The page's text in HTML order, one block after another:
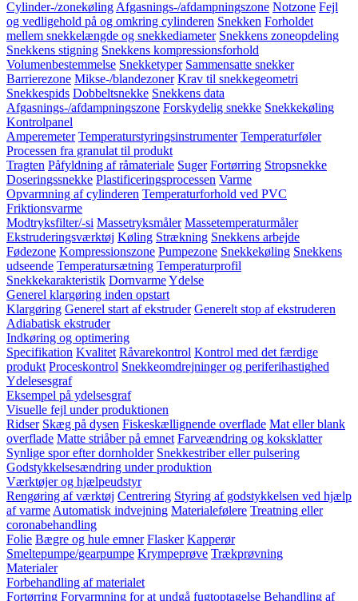
Cylinder-/zonekøling Afgasnings-/afdampningszone Notzone Fejl
og vedligehold på og omkring cylinderen Snekken Forholdet
mellem snekkelængde og snekkediameter Snekkens zoneopdeling
Snekkens stigning Snekkens kompressionsforhold
Volumenbestemmelse Snekketyper Sammensatte snekker
Barrierezone Mikse-/blandezoner Krav til snekkegeometri
Snekkespids Dobbeltsnekke Snekkens data
Afgasnings-/afdampningszone Forskydelig snekke Snekkekøling
Kontrolpanel
Amperemeter Temperaturstyringsinstrumenter Temperaturføler
Processen fra granulat til produkt
Tragten Påfyldning af råmateriale Suger Fortørring Stropsnekke
Doseringssnekke Plastificeringsprocessen Varme
Opvarmning af cylinderen Temperaturforhold ved PVC
Friktionsvarme
Modtryksfilter/-si Massetryksmåler Massetemperaturmåler
Ekstruderingsværktøj Køling Strækning Snekkens arbejde
Fødezone Kompressionszone Pumpezone Snekkekøling Snekkens
udseende Temperatursætning Temperaturprofil
Snekkekarakteristik DornvarmeYdelse
Generel klargøring inden opstart
Klargøring Generel start af ekstruder Generelt stop af ekstruderen
Adiabatisk ekstruder
Indkøring og optimering
Specifikation Kvalitet Råvarekontrol Kontrol med det færdige
produkt Proceskontrol Snekkeomdrejninger og periferihastighed
Ydelesesgraf
Eksempel på ydelsesgraf
Visuelle fejl under produktionen
Ridser Skæg på dysen Fiskeskællignende overflade Mat eller blank
overflade Matte striåber på emnet Farveændring og koksklatter
Synlige spor efter dornholder Snekkestriber eller pulsering
Godstykkelsesændring under produktion
Værktøjer og hjælpeudstyr
Rengøring af værktøj Centrering Styring af godstykkelsen ved hjælp
af varme Automatisk indvejning Materialefølere Treatning eller
coronabehandling
Folie Bægre og hule emner Flasker Kapperør
Smeltepumpe/gearpumpe Krympeprøve Trækprøvning
Materialer
Forbehandling af materialet
Fortørring Forvarmning for at undgå fugtoptagelse Behandling af